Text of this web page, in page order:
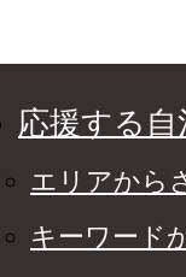
応援する
エリアから
キーワード